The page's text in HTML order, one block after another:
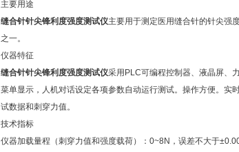
主要用途
缝合针针尖锋利度强度测试仪主要用于测定医用缝合针的针尖强
之一。
仪器特征
缝合针针尖锋利度强度测试仪采用PLC可编程控制器、液晶屏、
菜单显示，人机对话设定各项参数自动运行测试。操作方便。实
试数据和刺穿力值。
技术指标
仪器加载量程（刺穿力值和强度载荷）：0~8N，误差不大于